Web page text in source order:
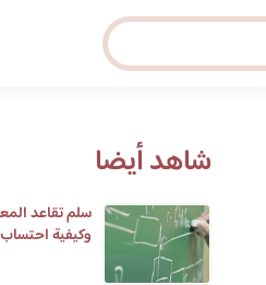
شاهد أيضا
سلم تقاعد
وكيفية